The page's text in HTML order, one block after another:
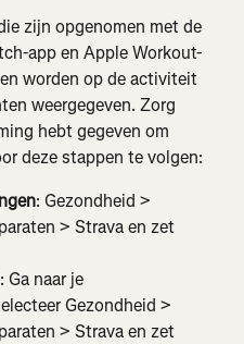
zijn opgenomen met de
app en Apple Workout-
worden op de activiteit
weergegeven. Zorg
hebt gegeven om
deze stappen te volgen:
: Gezondheid >
> Strava en zet
: Ga naar je
Gezondheid >
> Strava en zet